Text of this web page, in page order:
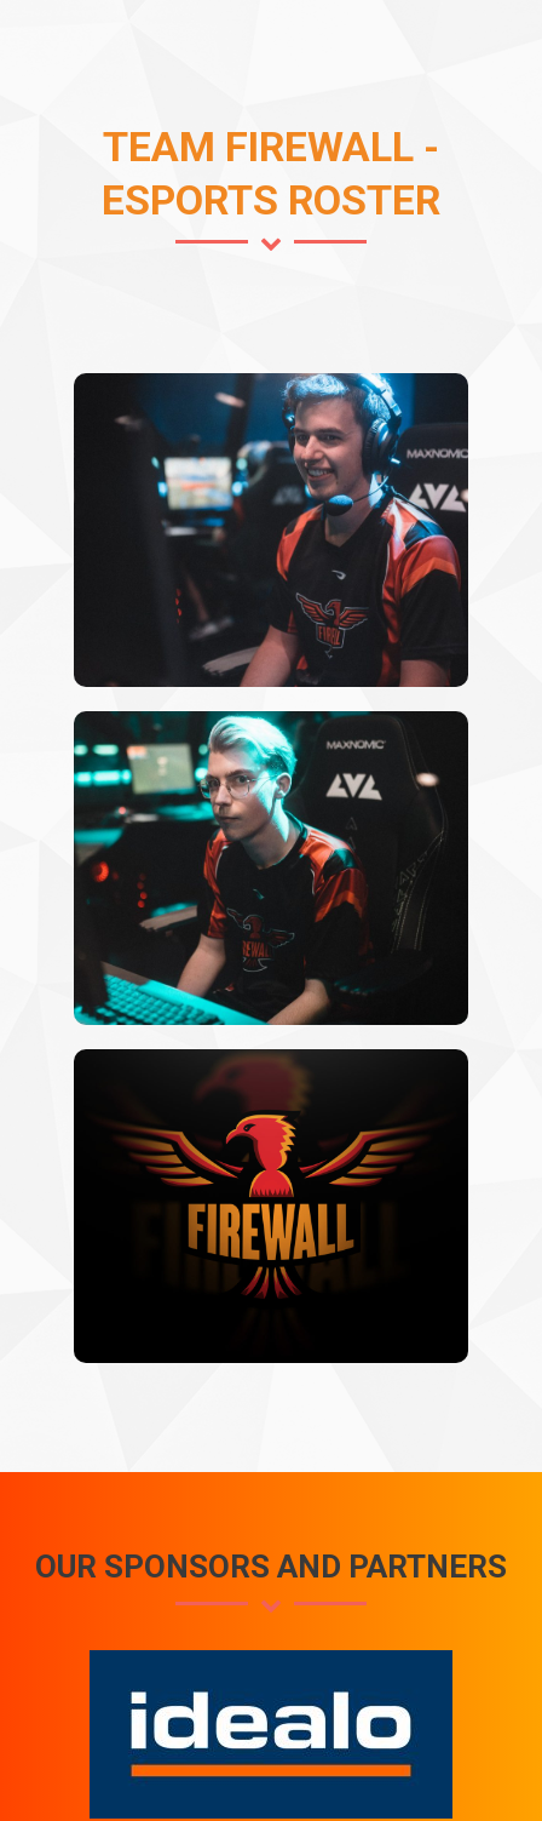
TEAM FIREWALL -
ESPORTS ROSTER
vel
Twitter
Goldennugg3t
Twitter
InFiire
Twitter
OUR SPONSORS AND PARTNERS